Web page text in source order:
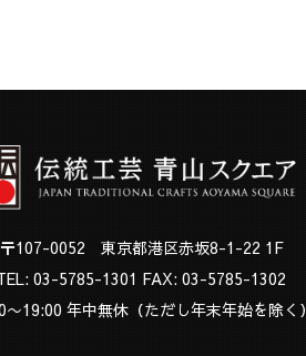
〒107-0052 東京都港区赤坂8-1-22 1F
03-5785-1301 FAX: 03-5785-1302
〜19:00 年中無休（ただし年末年始を除く）